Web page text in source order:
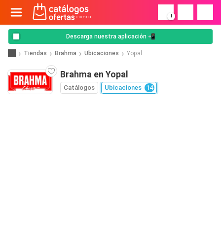
!
Descarga nuestra aplicación 📲
Tiendas Brahma Ubicaciones Yopal
Brahma en Yopal
Catálogos Ubicaciones 14